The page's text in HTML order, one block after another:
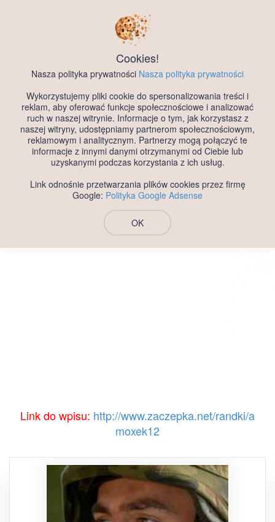
Cookies!
Nasza polityka prywatności Nasza polityka prywatności
Wykorzystujemy pliki cookie do spersonalizowania treści i
reklam, aby oferować funkcje społecznościowe i analizować
ruch w naszej witrynie. Informacje o tym, jak korzystasz z
naszej witryny, udostępniamy partnerom społecznościowym,
reklamowym i analitycznym. Partnerzy mogą połączyć te
informacje z innymi danymi otrzymanymi od Ciebie lub
uzyskanymi podczas korzystania z ich usług.
Link odnośnie przetwarzania plików cookies przez firmę
Google: Polityka Google Adsense
OK
Zaczepka
Darmowy Portal RandkowyBez Rejestracji i Logowania
amoxek12, województwo Mazowieckie, mezczyzna, wiek 32 -
Darmowe ogłoszenia randkowe dla każdego.
Link do wpisu: http://www.zaczepka.net/randki/a
moxek12